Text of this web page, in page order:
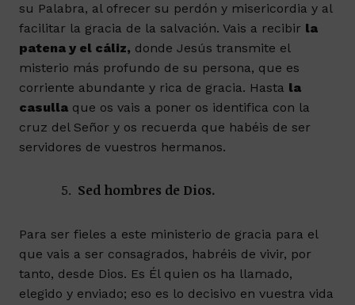
su Palabra, al ofrecer su perdón y misericordia y al
facilitar la gracia de la salvación. Vais a recibir la
patena y el cáliz, donde Jesús transmite el
misterio más profundo de su persona, que es
corriente abundante y rica de gracia. Hasta la
casullaque os vais a poner os identifica con la
cruz del Señor y os recuerda que habéis de ser
servidores de vuestros hermanos.
Sed hombres de Dios.
Para ser fieles a este ministerio de gracia para el
que vais a ser consagrados, habréis de vivir, por
tanto, desde Dios. Es Él quien os ha llamado,
elegido y enviado; eso es lo decisivo en vuestra vida